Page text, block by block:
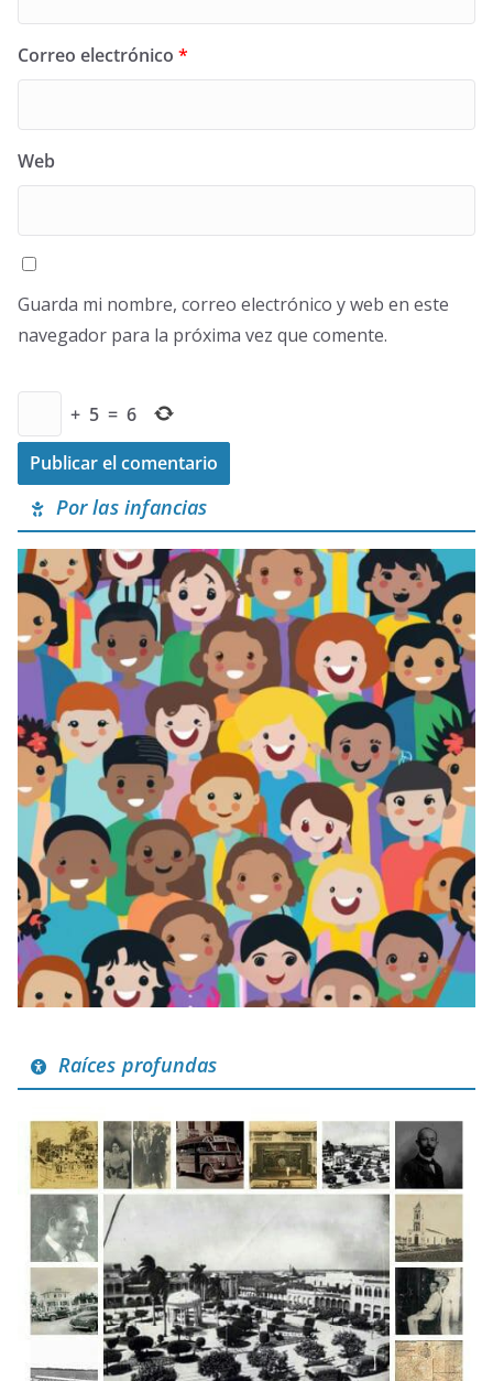
Correo electrónico *
Web
Guarda mi nombre, correo electrónico y web en este
navegador para la próxima vez que comente.
+ 5 = 6
Por las infancias
Raíces profundas